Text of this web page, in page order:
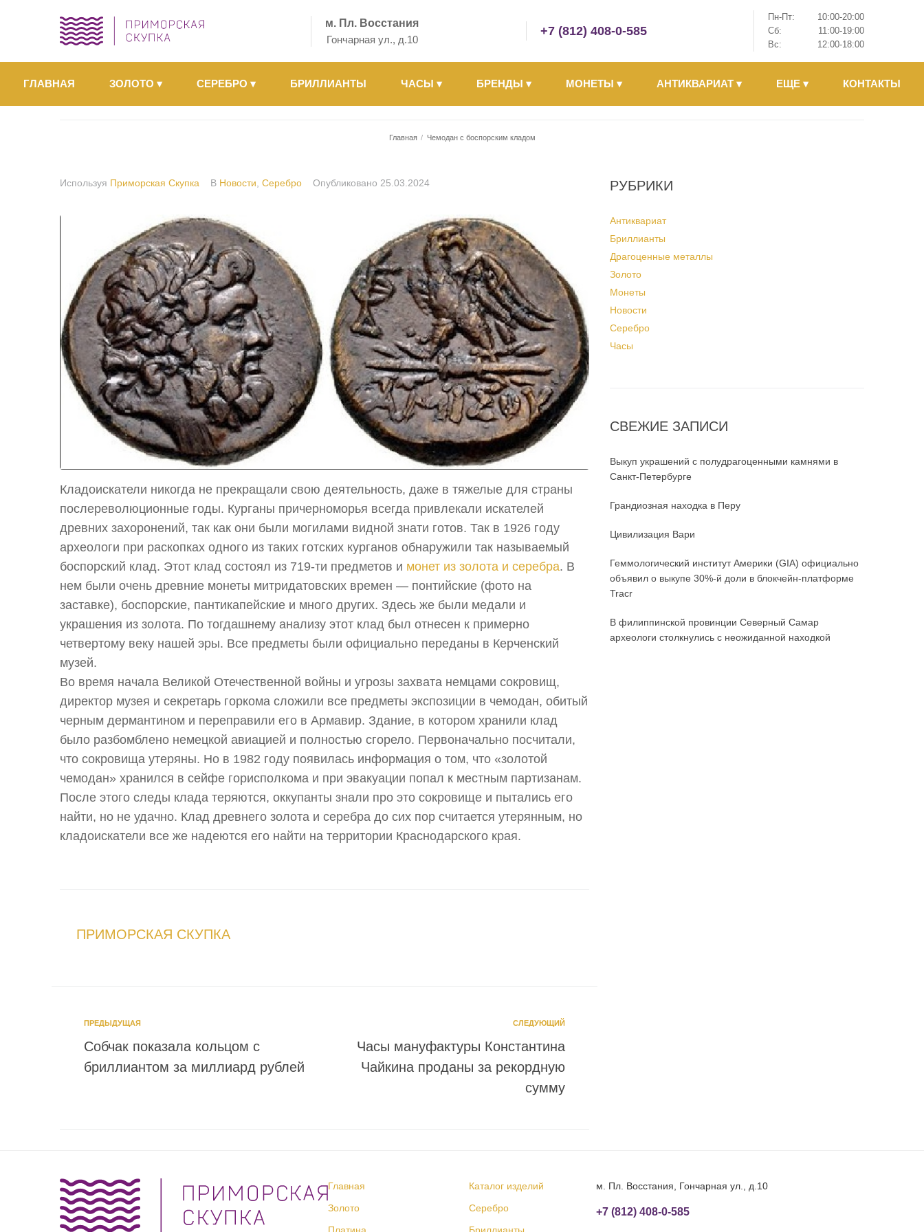
м. Пл. Восстания
Гончарная ул., д.10
+7 (812) 408-0-585
Пн-Пт:
10:00-20:00
Сб:
11:00-19:00
Вс:
12:00-18:00
ГЛАВНАЯ ЗОЛОТО ▾ СЕРЕБРО ▾ БРИЛЛИАНТЫ ЧАСЫ ▾ БРЕНДЫ ▾ МОНЕТЫ ▾ АНТИКВАРИАТ ▾ ЕЩЕ ▾ КОНТАКТЫ
Главная / Чемодан с боспорским кладом
Используя Приморская Скупка В Новости Серебро Опубликовано 25.03.2024
Кладоискатели никогда не прекращали свою деятельность, даже в тяжелые для страны
послереволюционные годы. Курганы причерноморья всегда привлекали искателей
древних захоронений, так как они были могилами видной знати готов. Так в 1926 году
археологи при раскопках одного из таких готских курганов обнаружили так называемый
боспорский клад. Этот клад состоял из 719-ти предметов и монет из золота и серебра. В
нем были очень древние монеты митридатовских времен — понтийские (фото на
заставке), боспорские, пантикапейские и много других. Здесь же были медали и
украшения из золота. По тогдашнему анализу этот клад был отнесен к примерно
четвертому веку нашей эры. Все предметы были официально переданы в Керченский
музей.
Во время начала Великой Отечественной войны и угрозы захвата немцами сокровищ,
директор музея и секретарь горкома сложили все предметы экспозиции в чемодан, обитый
черным дермантином и переправили его в Армавир. Здание, в котором хранили клад
было разбомблено немецкой авиацией и полностью сгорело. Первоначально посчитали,
что сокровища утеряны. Но в 1982 году появилась информация о том, что «золотой
чемодан» хранился в сейфе горисполкома и при эвакуации попал к местным партизанам.
После этого следы клада теряются, оккупанты знали про это сокровище и пытались его
найти, но не удачно. Клад древнего золота и серебра до сих пор считается утерянным, но
кладоискатели все же надеются его найти на территории Краснодарского края.
ПРИМОРСКАЯ СКУПКА
ПРЕДЫДУЩАЯ
Собчак показала кольцом с
бриллиантом за миллиард рублей
СЛЕДУЮЩИЙ
Часы мануфактуры Константина
Чайкина проданы за рекордную
сумму
РУБРИКИ
Антиквариат
Бриллианты
Драгоценные металлы
Золото
Монеты
Новости
Серебро
Часы
СВЕЖИЕ ЗАПИСИ
Выкуп украшений с полудрагоценными камнями в
Санкт-Петербурге
Грандиозная находка в Перу
Цивилизация Вари
Геммологический институт Америки (GIA) официально
объявил о выкупе 30%-й доли в блокчейн-платформе
Tracr
В филиппинской провинции Северный Самар
археологи столкнулись с неожиданной находкой
Главная
Каталог изделий
Золото
Серебро
Платина
Бриллианты
м. Пл. Восстания, Гончарная ул., д.10
+7 (812) 408-0-585